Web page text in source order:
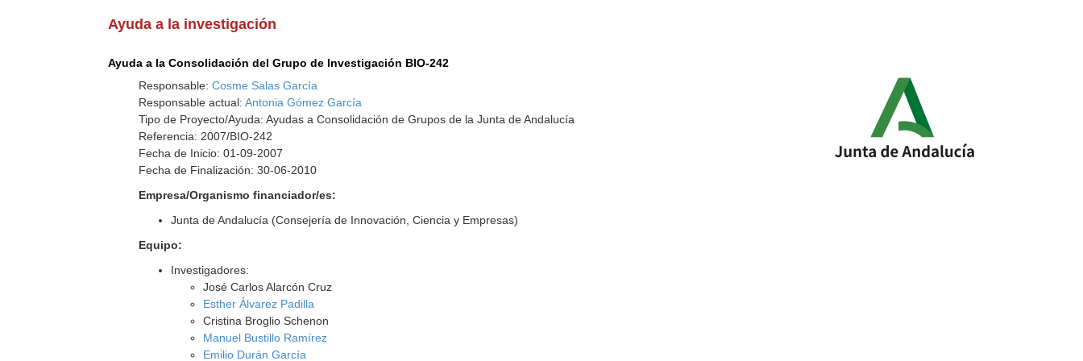
Ayuda a la investigación
Ayuda a la Consolidación del Grupo de Investigación BIO-242
Responsable:Cosme Salas García
Responsable actual:Antonia Gómez García
Tipo de Proyecto/Ayuda: Ayudas a Consolidación de Grupos de la Junta de Andalucía
Referencia: 2007/BIO-242
Fecha de Inicio: 01-09-2007
Fecha de Finalización: 30-06-2010
Empresa/Organismo financiador/es:
Junta de Andalucía (Consejería de Innovación, Ciencia y Empresas)
Equipo:
Investigadores:
José Carlos Alarcón Cruz
Esther Álvarez Padilla
Cristina Broglio Schenon
Manuel Bustillo Ramírez
Emilio Durán García